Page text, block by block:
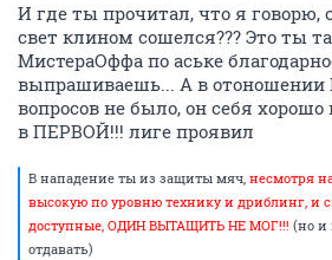
И где ты прочитал, что я говорю,
свет клином сошелся??? Это ты
МистераОффа по аське
выпрашиваешь... А в
вопросов не было, он себя хорошо
в ПЕРВОЙ!!! лиге проявил
В нападение ты из защиты мяч, несмотря
высокую по уровню технику и дриблинг, и
доступные, ОДИН ВЫТАЩИТЬ НЕ МОГ!!! (но и
отдавать)